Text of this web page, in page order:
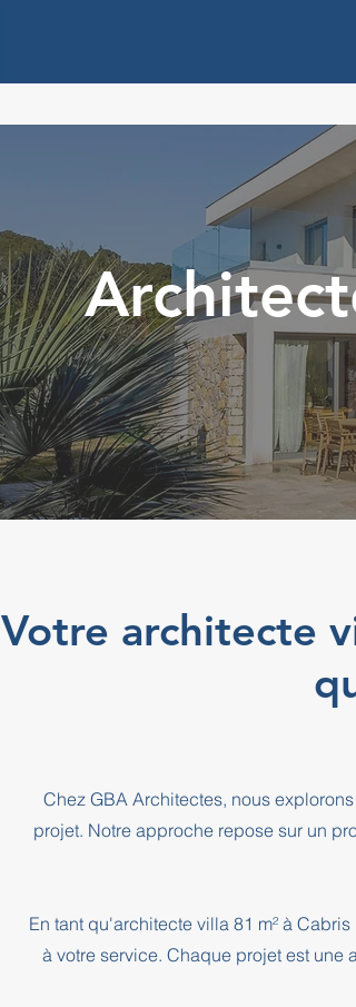
Votre architecte
Chez GBA Architectes, nous
projet. Notre approche repose sur un
En tant qu'architecte villa 81 m² à
à votre service. Chaque projet est une